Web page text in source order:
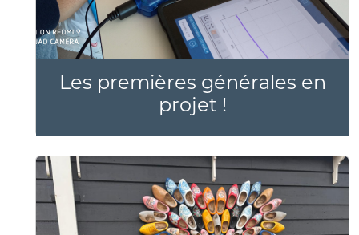
Les premières générales en
projet !